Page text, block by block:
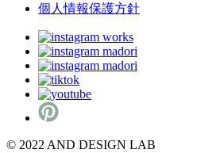
個人情報保護方針
© 2022 AND DESIGN LAB